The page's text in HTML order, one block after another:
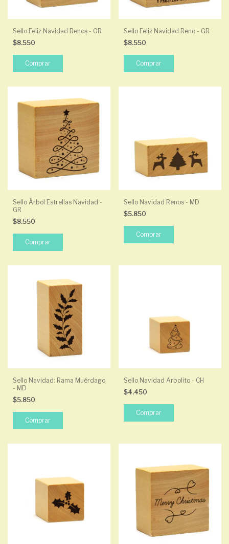
Sello Feliz Navidad Renos - GR
$8.550
Sello Feliz Navidad Reno - GR
$8.550
Sello Árbol Estrellas Navidad -
GR
$8.550
Sello Navidad Renos - MD
$5.850
Sello Navidad: Rama Muérdago
- MD
$5.850
Sello Navidad Arbolito - CH
$4.450